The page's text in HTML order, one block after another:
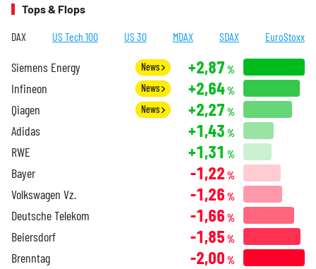
Tops & Flops
DAX US Tech 100 US 30 MDAX SDAX EuroStoxx
Siemens Energy News +2,87 %
Infineon News +2,64%
Qiagen News +2,27 %
Adidas +1,43 %
RWE +1,31 %
Bayer -1,22 %
Volkswagen Vz. -1,26 %
Deutsche Telekom -1,66 %
Beiersdorf -1,85 %
Brenntag -2,00 %